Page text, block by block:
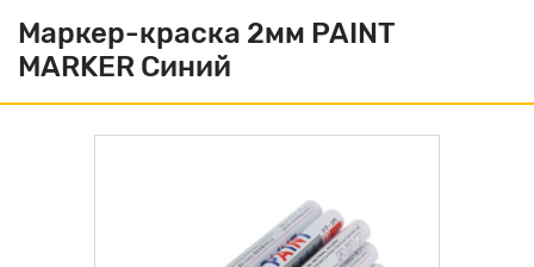
Маркер-краска 2мм PAINT
MARKER Синий